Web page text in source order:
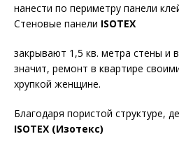
нанести по периметру панели
Стеновые панели ISOTEX
закрывают 1,5 кв. метра стены и
значит, ремонт в квартире
хрупкой женщине.
Благодаря пористой структуре,
ISOTEX (Изотекс)